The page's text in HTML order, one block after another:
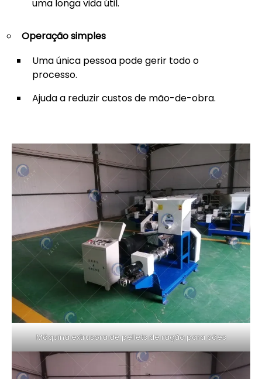
uma longa vida útil.
Operação simples
Uma única pessoa pode gerir todo o
processo.
Ajuda a reduzir custos de mão-de-obra.
Máquina extrusora de pellets de ração para cães